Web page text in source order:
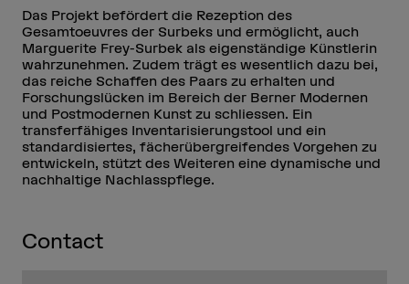
Das Projekt befördert die Rezeption des
Gesamtoeuvres der Surbeks und ermöglicht, auch
Marguerite Frey-Surbek als eigenständige Künstlerin
wahrzunehmen. Zudem trägt es wesentlich dazu bei,
das reiche Schaffen des Paars zu erhalten und
Forschungslücken im Bereich der Berner Modernen
und Postmodernen Kunst zu schliessen. Ein
transferfähiges Inventarisierungstool und ein
standardisiertes, fächerübergreifendes Vorgehen zu
entwickeln, stützt des Weiteren eine dynamische und
nachhaltige Nachlasspflege.
Contact